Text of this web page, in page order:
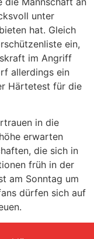
unter
hat. Gleich
ein,
im Angriff
allerdings ein
Härtetest für die
in die
erwarten
die sich in
früh in der
am Sonntag um
dürfen sich auf